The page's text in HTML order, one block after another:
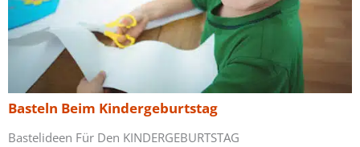
Basteln Beim Kindergeburtstag
Bastelideen Für Den KINDERGEBURTSTAG